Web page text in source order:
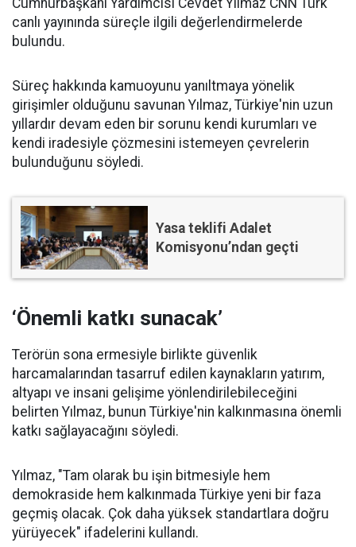
canlı yayınında süreçle ilgili değerlendirmelerde
bulundu.
Süreç hakkında kamuoyunu yanıltmaya yönelik
girişimler olduğunu savunan Yılmaz, Türkiye'nin uzun
yıllardır devam eden bir sorunu kendi kurumları ve
kendi iradesiyle çözmesini istemeyen çevrelerin
bulunduğunu söyledi.
Yasa teklifi Adalet
Komisyonu’ndan geçti
‘Önemli katkı sunacak’
Terörün sona ermesiyle birlikte güvenlik
harcamalarından tasarruf edilen kaynakların yatırım,
altyapı ve insani gelişime yönlendirilebileceğini
belirten Yılmaz, bunun Türkiye'nin kalkınmasına önemli
katkı sağlayacağını söyledi.
Yılmaz, "Tam olarak bu işin bitmesiyle hem
demokraside hem kalkınmada Türkiye yeni bir faza
geçmiş olacak. Çok daha yüksek standartlara doğru
yürüyecek" ifadelerini kullandı.